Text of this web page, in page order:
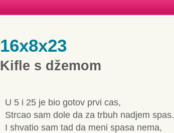
16x8x23
Kifle s džemom
U 5 i 25 je bio gotov prvi cas,
Strcao sam dole da za trbuh nadjem spas.
I shvatio sam tad da meni spasa nema,